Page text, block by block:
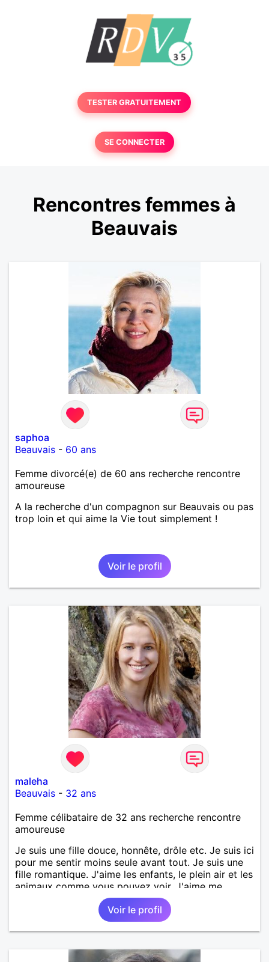
TESTER GRATUITEMENT
SE CONNECTER
Rencontres femmes à
Beauvais
saphoa
Beauvais - 60 ans
Femme divorcé(e) de 60 ans recherche rencontre
amoureuse
A la recherche d'un compagnon sur Beauvais ou pas
trop loin et qui aime la Vie tout simplement !
Voir le profil
maleha
Beauvais - 32 ans
Femme célibataire de 32 ans recherche rencontre
amoureuse
Je suis une fille douce, honnête, drôle etc. Je suis ici
pour me sentir moins seule avant tout. Je suis une
fille romantique. J'aime les enfants, le plein air et les
animaux comme vous pouvez voir. J'aime me
promener dans la nature. J'ai vécu pleins de chose
dans ma vie. Mon rêve est avoir une maison et
fonder une belle famille. J'aime lire regarder des
films, aller au restaurant, au cinéma, voyager... et
Voir le profil